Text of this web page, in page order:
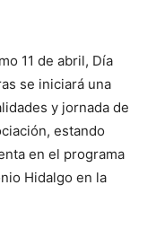
11 de abril, Día
se iniciará una
y jornada de
estando
en el programa
Hidalgo en la